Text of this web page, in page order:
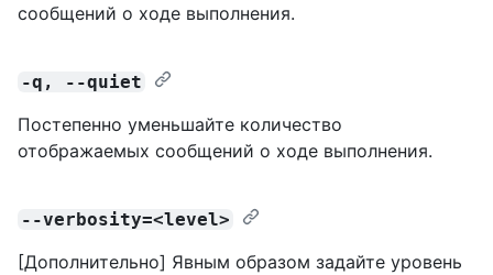
сообщений о ходе выполнения.
-q, --quiet
Постепенно уменьшайте количество
отображаемых сообщений о ходе выполнения.
--verbosity=<level>
[Дополнительно] Явным образом задайте уровень